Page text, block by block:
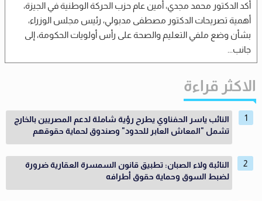
أكد الدكتور محمد مجدي، أمين عام حزب الحركة الوطنية في الجيزة،
أهمية تصريحات الدكتور مصطفى مدبولي، رئيس مجلس الوزراء،
بشأن وضع ملفي التعليم والصحة على رأس أولويات الحكومة، إلى
جانب...
الاكثر قراءة
النائب ياسر الحفناوي يطرح رؤية شاملة لدعم المصريين بالخارج
تشمل "المعاش العابر للحدود" وصندوق لحماية حقوقهم
النائبة ولاء الصبان: تطبيق قانون السمسرة العقارية ضرورة
لضبط السوق وحماية حقوق أطرافه